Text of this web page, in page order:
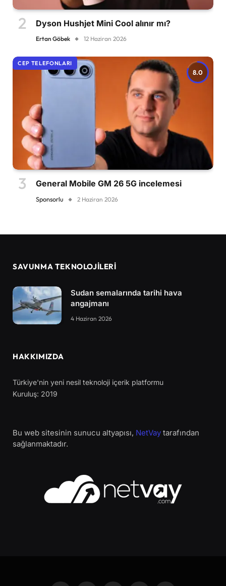
Dyson Hushjet Mini Cool alınır mı?
Ertan Göbek 12 Haziran 2026
8.0
CEP TELEFONLARI
General Mobile GM 26 5G incelemesi
Sponsorlu 2 Haziran 2026
SAVUNMA TEKNOLOJİLERİ
Sudan semalarında tarihi hava
angajmanı
4 Haziran 2026
HAKKIMIZDA
Türkiye'nin yeni nesil teknoloji içerik platformu
Kuruluş: 2019
Bu web sitesinin sunucu altyapısı, NetVay tarafından
sağlanmaktadır.